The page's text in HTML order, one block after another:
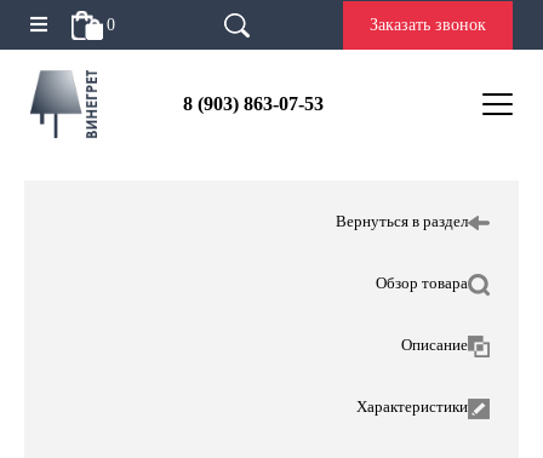
0 Заказать звонок
8 (903) 863-07-53
Вернуться в раздел
Обзор товара
Описание
Характеристики